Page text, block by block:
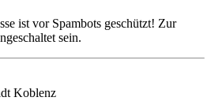
ist vor Spambots geschützt! Zur
sein.
Koblenz